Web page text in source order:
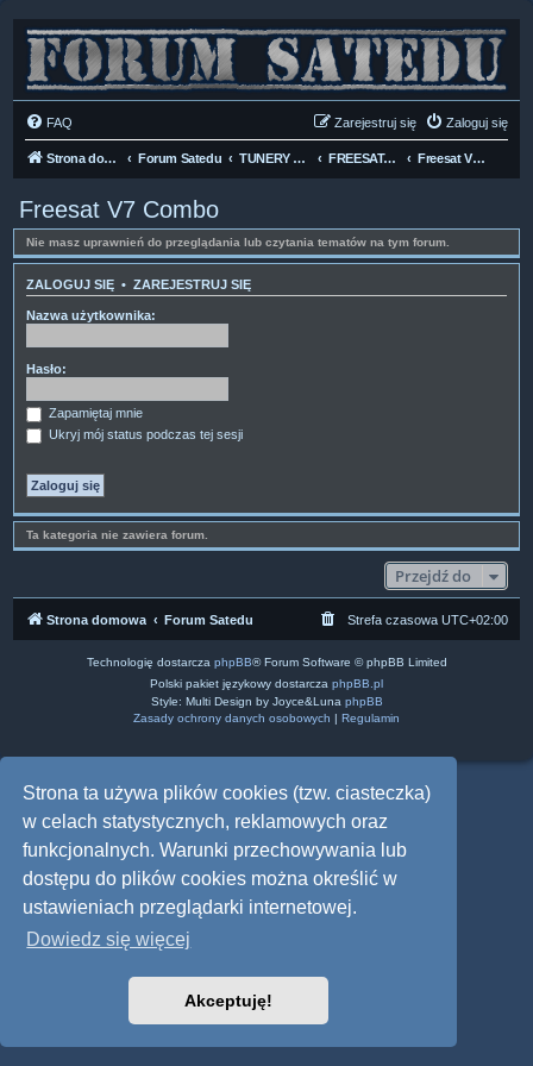
Strona ta używa plików cookies (tzw. ciasteczka)
w celach statystycznych, reklamowych oraz
funkcjonalnych. Warunki przechowywania lub
dostępu do plików cookies można określić w
ustawieniach przeglądarki internetowej.
Dowiedz się więcej
Akceptuję!
FAQ Zaloguj się
Zarejestruj się
Strona domowa Forum Satedu TUNERY SAT HD-LINUX FREESAT-GTMEDIA Freesat V7 Combo
Freesat V7 Combo
Nie masz uprawnień do przeglądania lub czytania tematów na tym forum.
ZALOGUJ SIĘ • ZAREJESTRUJ SIĘ
Nazwa użytkownika:
Hasło:
Zapamiętaj mnie
Ukryj mój status podczas tej sesji
Ta kategoria nie zawiera forum.
Przejdź do
Strona domowa Forum Satedu Strefa czasowa UTC+02:00
Technologię dostarcza phpBB® Forum Software © phpBB Limited
Polski pakiet językowy dostarcza phpBB.pl
Style: Multi Design by Joyce&Luna phpBB
Zasady ochrony danych osobowych | Regulamin